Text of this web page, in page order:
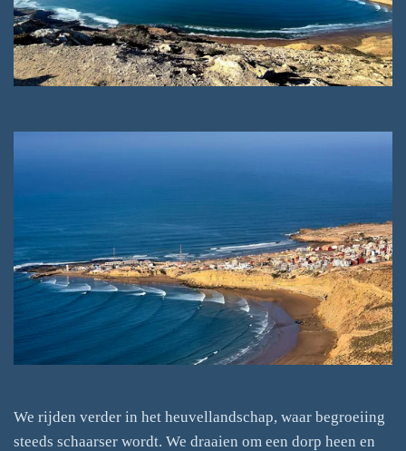
We rijden verder in het heuvellandschap, waar begroeiing
steeds schaarser wordt. We draaien om een dorp heen en